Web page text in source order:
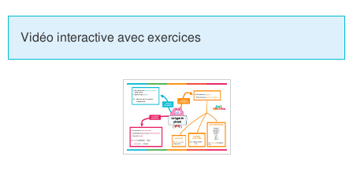
Vidéo interactive avec exercices